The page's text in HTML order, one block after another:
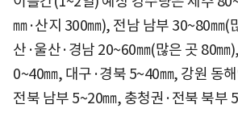
㎜·산지 300㎜), 전남 남부 30~80㎜(
산·울산·경남 20~60㎜(많은 곳 80㎜
0~40㎜, 대구·경북 5~40㎜, 강원 동
전북 남부 5~20㎜, 충청권·전북 북부